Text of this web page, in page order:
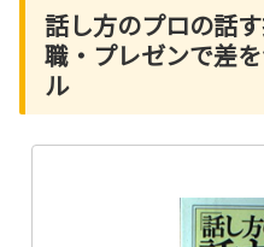
話し方のプロの話
職・プレゼンで差
ル